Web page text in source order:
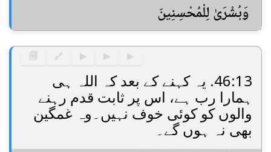
وَبُشْرَىٰ لِلْمُحْسِنِينَ
▶
▶
▶
🔗
🗐
46:13. یہ کہنے کے بعد کہ اللہ ہی
ہمارا رب ہے، اس پر ثابت قدم رہنے
والوں کو کوئی خوف نہیں۔وہ غمگین
بھی نہ ہوں گے۔